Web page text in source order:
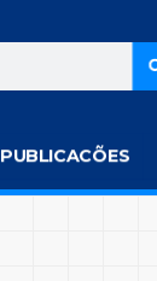
PUBLICACÕES